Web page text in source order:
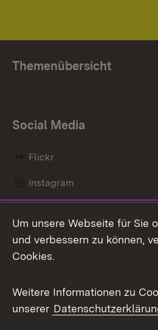
Themenübersicht
Social Media
Flickr
Instagram
Mastodon
Messenger
Social Wall
X / Twitter
Um unsere Webseite für Sie
und verbessern zu können,
Cookies.
Weitere Informationen zu
unserer